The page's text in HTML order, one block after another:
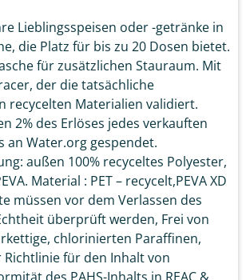
Lieblingsspeisen oder -getränke in
die Platz für bis zu 20 Dosen bietet.
für zusätzlichen Stauraum. Mit
der die tatsächliche
recycelten Materialien validiert.
2% des Erlöses jedes verkauften
an Water.org gespendet.
außen 100% recyceltes Polyester,
Material : PET – recycelt,PEVA XD
müssen vor dem Verlassen des
überprüft werden, Frei von
chlorinierten Paraffinen,
für den Inhalt von